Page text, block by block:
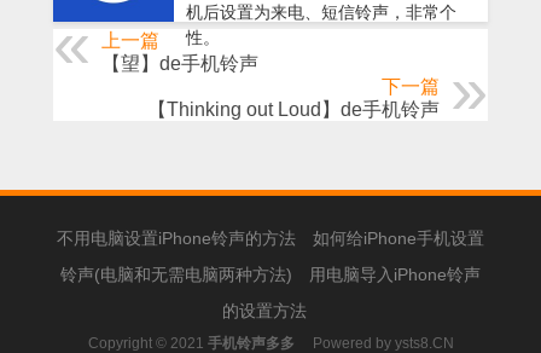
机后设置为来电、短信铃声，非常个
性。
上一篇
【望】de手机铃声
下一篇
【Thinking out Loud】de手机铃声
不用电脑设置iPhone铃声的方法
如何给iPhone手机设置
铃声(电脑和无需电脑两种方法)
用电脑导入iPhone铃声
的设置方法
Copyright © 2021 手机铃声多多 Powered by ysts8.CN